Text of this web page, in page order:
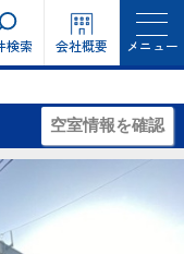
検索 会社概要 メニュー
空室情報を確認